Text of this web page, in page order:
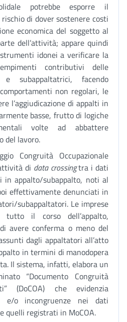
potrebbe esporre il
di dover sostenere costi
economica del soggetto al
dell’attività; appare quindi
idonei a verificare la
contributivi delle
subappaltatrici, facendo
non regolari, le
l’aggiudicazione di appalti in
basse, frutto di logiche
volte ad abbattere
del lavoro.
Congruità Occupazionale
di data crossingtra i dati
in appalto/subappalto, noti al
effettivamente denunciati in
subappaltatori. Le imprese
tutto il corso dell’appalto,
avere conferma o meno del
dagli appaltatori all’atto
in termini di manodopera
Il sistema, infatti, elabora un
“Documento Congruità
(DoCOA) che evidenzia
e/o incongruenze nei dati
quelli registrati in MoCOA.